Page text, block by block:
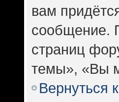
вам
сообщение.
страниц
темы», «Вы
Вернуться